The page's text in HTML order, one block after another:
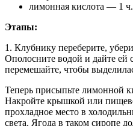
лимонная кислота — 1
Этапы:
1. Клубнику переберите,
Ополосните водой и дайте ей
перемешайте, чтобы
Теперь присыпьте лимонной
Накройте крышкой или
прохладное место в
света. Ягода в таком сиропе